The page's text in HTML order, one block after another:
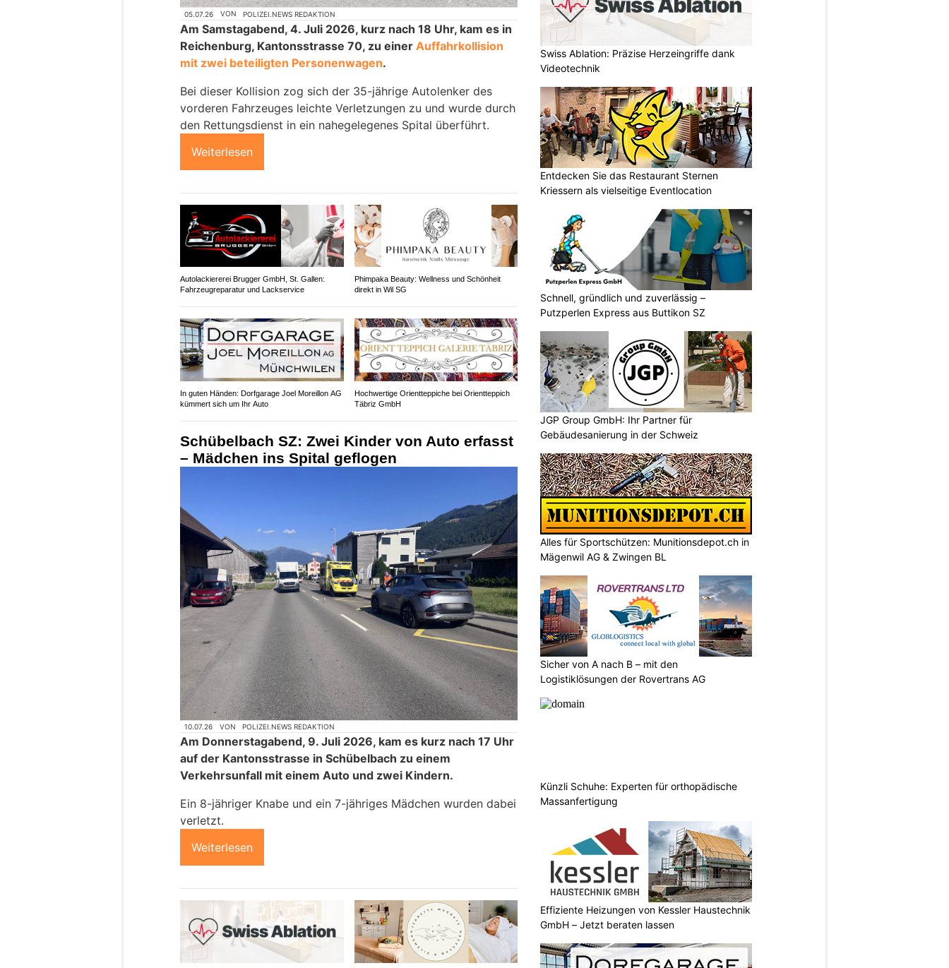
05.07.26 VON POLIZEI.NEWS REDAKTION
Am Samstagabend, 4. Juli 2026, kurz nach 18 Uhr, kam es in
Reichenburg, Kantonsstrasse 70, zu einer Auffahrkollision
mit zwei beteiligten Personenwagen.
Bei dieser Kollision zog sich der 35-jährige Autolenker des
vorderen Fahrzeuges leichte Verletzungen zu und wurde durch
den Rettungsdienst in ein nahegelegenes Spital überführt.
Weiterlesen
Autolackiererei Brugger GmbH, St. Gallen:
Fahrzeugreparatur und Lackservice
Phimpaka Beauty: Wellness und Schönheit
direkt in Wil SG
In guten Händen: Dorfgarage Joel Moreillon AG
kümmert sich um Ihr Auto
Hochwertige Orientteppiche bei Orientteppich
Täbriz GmbH
Schübelbach SZ: Zwei Kinder von Auto erfasst
– Mädchen ins Spital geflogen
10.07.26 VON POLIZEI.NEWS REDAKTION
Am Donnerstagabend, 9. Juli 2026, kam es kurz nach 17 Uhr
auf der Kantonsstrasse in Schübelbach zu einem
Verkehrsunfall mit einem Auto und zwei Kindern.
Ein 8-jähriger Knabe und ein 7-jähriges Mädchen wurden dabei
verletzt.
Weiterlesen
Swiss Ablation: Präzise Herzeingriffe dank
Videotechnik
Entdecken Sie das Restaurant Sternen
Kriessern als vielseitige Eventlocation
Schnell, gründlich und zuverlässig –
Putzperlen Express aus Buttikon SZ
JGP Group GmbH: Ihr Partner für
Gebäudesanierung in der Schweiz
Alles für Sportschützen: Munitionsdepot.ch in
Mägenwil AG & Zwingen BL
Sicher von A nach B – mit den
Logistiklösungen der Rovertrans AG
Künzli Schuhe: Experten für orthopädische
Massanfertigung
Effiziente Heizungen von Kessler Haustechnik
GmbH – Jetzt beraten lassen